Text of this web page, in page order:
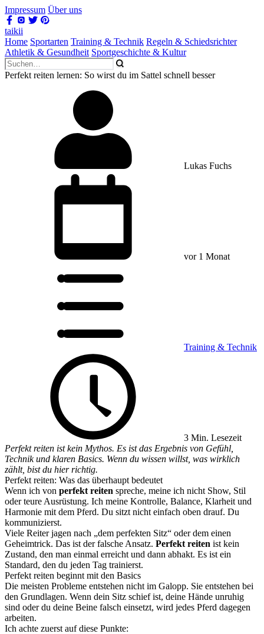
Impressum Über uns
taikii
Home Sportarten Training & Technik Regeln & Schiedsrichter
Athletik & Gesundheit Sportgeschichte & Kultur
Perfekt reiten lernen: So wirst du im Sattel schnell besser
Lukas Fuchs
vor 1 Monat
Training & Technik
3 Min. Lesezeit
Perfekt reiten ist kein Mythos. Es ist das Ergebnis von Gefühl,
Technik und klaren Basics. Wenn du wissen willst, was wirklich
zählt, bist du hier richtig.
Perfekt reiten: Was das überhaupt bedeutet
Wenn ich von perfekt reiten spreche, meine ich nicht Show, Stil
oder teure Ausrüstung. Ich meine Kontrolle, Balance, Klarheit und
Harmonie mit dem Pferd. Du sitzt nicht einfach oben drauf. Du
kommunizierst.
Viele Reiter jagen nach „dem perfekten Sitz“ oder dem einen
Geheimtrick. Das ist der falsche Ansatz. Perfekt reiten ist kein
Zustand, den man einmal erreicht und dann abhakt. Es ist ein
Standard, den du jeden Tag trainierst.
Perfekt reiten beginnt mit den Basics
Die meisten Probleme entstehen nicht im Galopp. Sie entstehen bei
den Grundlagen. Wenn dein Sitz schief ist, deine Hände unruhig
sind oder du deine Beine falsch einsetzt, wird jedes Pferd dagegen
arbeiten.
Ich achte zuerst auf diese Punkte: